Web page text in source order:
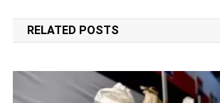
navigation
RELATED POSTS